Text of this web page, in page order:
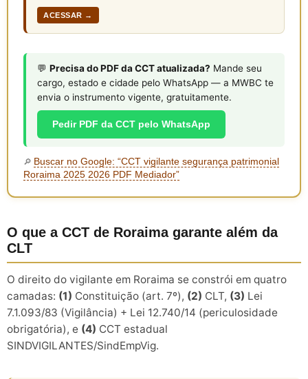
ACESSAR →
💬 Precisa do PDF da CCT atualizada? Mande seu
cargo, estado e cidade pelo WhatsApp — a MWBC te
envia o instrumento vigente, gratuitamente.
Pedir PDF da CCT pelo WhatsApp
🔎 Buscar no Google: “CCT vigilante segurança patrimonial
Roraima 2025 2026 PDF Mediador”
O que a CCT de Roraima garante além da
CLT
O direito do vigilante em Roraima se constrói em quatro
camadas: (1) Constituição (art. 7º), (2) CLT, (3) Lei
7.1.093/83 (Vigilância) + Lei 12.740/14 (periculosidade
obrigatória), e (4) CCT estadual
SINDVIGILANTES/SindEmpVig.